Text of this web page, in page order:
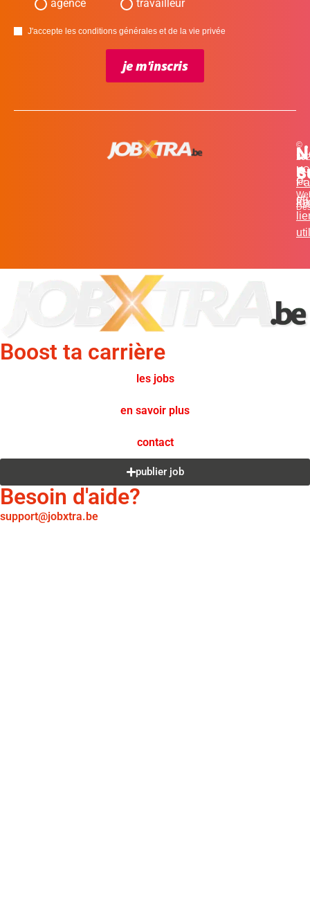
et
©
for
agence
travailleur
J'accepte les conditions générales et de la vie privée
je m'inscris
Boost ta carrière
les jobs
en savoir plus
contact
publier job
Besoin d'aide?
support@jobxtra.be